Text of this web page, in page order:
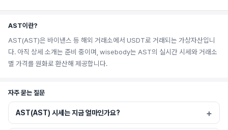
AST이란?
AST(AST)은 바이낸스 등 해외 거래소에서 USDT로 거래되는 가상자산입니
다. 아직 상세 소개는 준비 중이며, wisebody는 AST의 실시간 시세와 거래소
별 가격를 원화로 환산해 제공합니다.
자주 묻는 질문
AST(AST) 시세는 지금 얼마인가요?